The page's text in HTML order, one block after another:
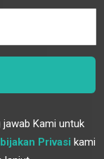
Kami untuk
Privasi kami